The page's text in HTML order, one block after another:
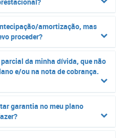
amortização, mas
proceder?
da minha dívida, que não
e/ou na nota de cobrança.
garantia no meu plano